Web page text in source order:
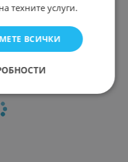
техните услуги.
ВСИЧКИ